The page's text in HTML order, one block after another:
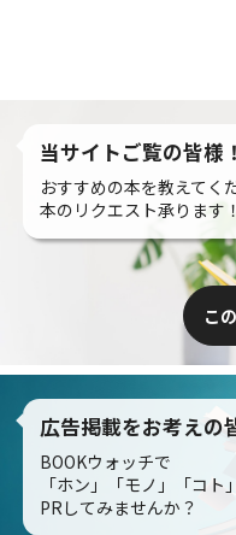
当サイトご覧の皆様！
おすすめの本を教えてく
本のリクエスト承ります！
こ
広告掲載をお考えの
BOOKウォッチで
「ホン」「モノ」「コト
PRしてみませんか？